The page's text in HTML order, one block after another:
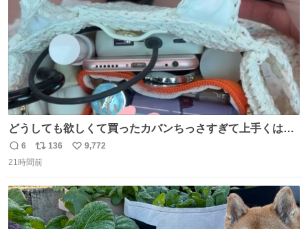
どうしても欲しくて買ったカバンちっさすぎて上手くはめ
ないと荷物入らん。女のカバンってなんでこんなちっさい
の
返
信
6
リ
ポ
ト
数
136
い
数
9,772
21時間前